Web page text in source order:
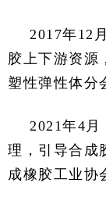
2017年12
胶上下游资源
塑性弹性体分
2021年4月
理，引导合成
成橡胶工业协